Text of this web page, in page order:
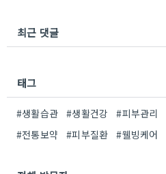
최근 댓글
태그
#생활습관 #생활건강 #피부관리
#전통보약
#피부질환 #웰빙케어